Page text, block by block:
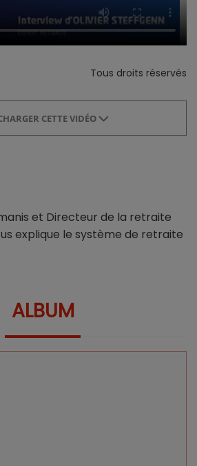
Tous droits réservés
CETTE VIDÉO
et Directeur de la retraite
explique le système de retraite
ALBUM